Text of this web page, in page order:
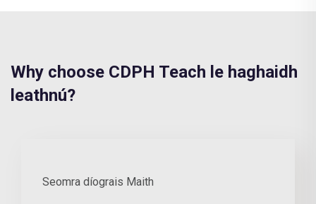
Why choose CDPH Teach le haghaidh
leathnú?
Seomra díograis Maith